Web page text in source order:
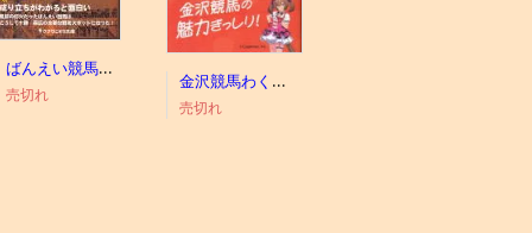
ばんえい競馬今昔物語
売切れ
金沢競馬わくわくブック
売切れ